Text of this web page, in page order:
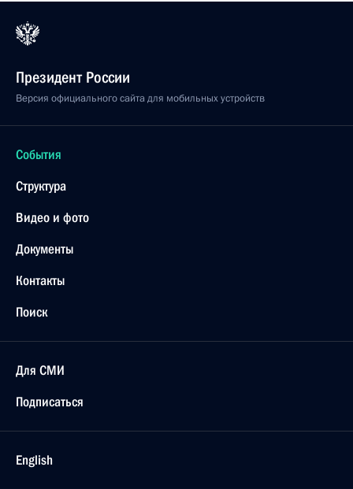
Президент России
Версия официального сайта для мобильных устройств
События
Структура
Видео и фото
Документы
Контакты
Поиск
Для СМИ
Подписаться
English